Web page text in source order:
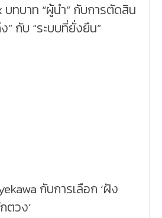
บทบาท “ผู้นำ” กับการตัดสิน
” กับ “ระบบที่ยั่งยืน”
กับการเลือก ‘ฝัง
ตวง’